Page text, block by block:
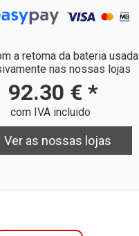
a retoma da bateria usada
nas nossas lojas
92.30 € *
com IVA incluido
as nossas lojas